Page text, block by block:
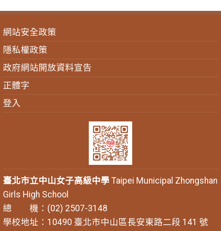
網站安全政策
隱私權政策
政府網站開放資料宣告
正體字
登入
臺北市立中山女子高級中學Taipei Municipal Zhongshan
Girls High School
總 機：(02) 2507-3148
學校地址：10490 臺北市中山區長安東路二段 141 號